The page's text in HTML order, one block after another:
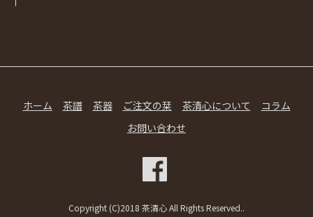
ホーム 茶譜 茶器 ご注文の栞 茶清心について
コラム
お問い合わせ
Copyright (C)2018 茶清心 All Rights Reserved..